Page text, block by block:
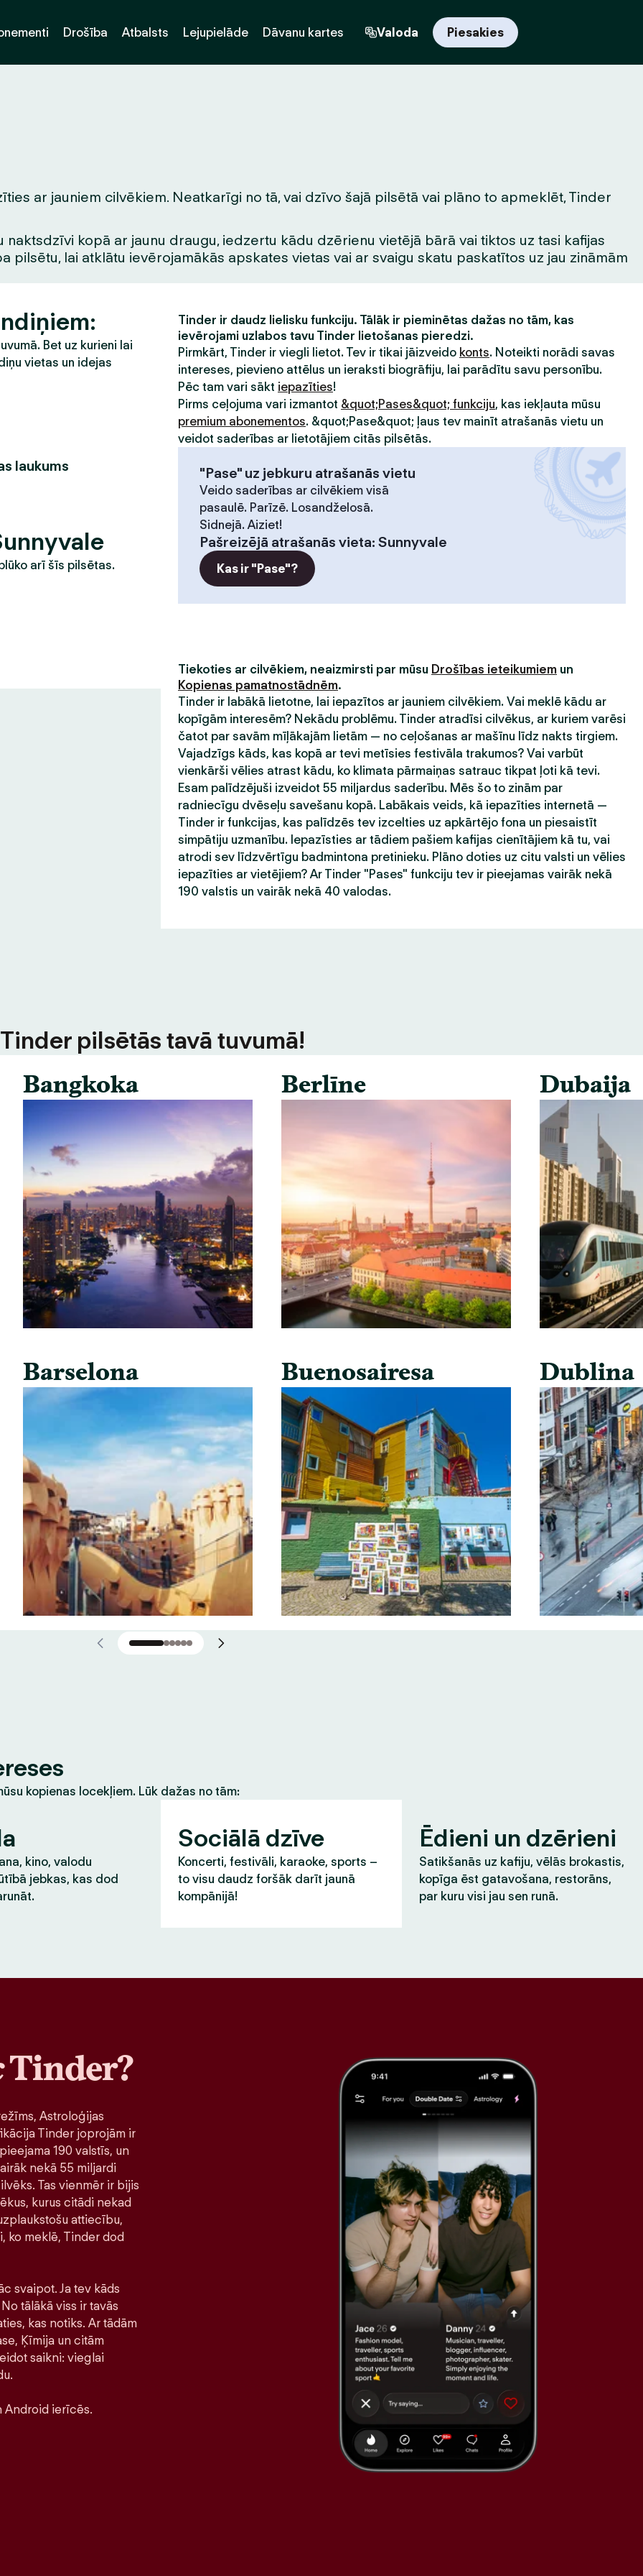
Drošība Atbalsts Lejupielāde Dāvanu kartes Valoda Piesakies
ar jauniem cilvēkiem. Neatkarīgi no tā, vai dzīvo šajā pilsētā vai plāno to apmeklēt, Tinder
kopā ar jaunu draugu, iedzertu kādu dzērienu vietējā bārā vai tiktos uz tasi kafijas
pilsētu, lai atklātu ievērojamākās apskates vietas vai ar svaigu skatu paskatītos uz jau zināmām
Bet uz kurieni lai
vietas un idejas
laukums
arī šīs pilsētas.
Tinder ir daudz lielisku funkciju. Tālāk ir pieminētas dažas no tām, kas
ievērojami uzlabos tavu Tinder lietošanas pieredzi.
Pirmkārt, Tinder ir viegli lietot. Tev ir tikai jāizveido konts. Noteikti norādi savas
intereses, pievieno attēlus un ieraksti biogrāfiju, lai parādītu savu personību.
Pēc tam vari sākt iepazīties!
Pirms ceļojuma vari izmantot &quot;Pases&quot; funkciju, kas iekļauta mūsu
premium abonementos. &quot;Pase&quot; ļaus tev mainīt atrašanās vietu un
veidot saderības ar lietotājiem citās pilsētās.
"Pase" uz jebkuru atrašanās vietu
Veido saderības ar cilvēkiem visā
pasaulē. Parīzē. Losandželosā.
Sidnejā. Aiziet!
Pašreizējā atrašanās vieta: Sunnyvale
Kas ir "Pase"?
Tiekoties ar cilvēkiem, neaizmirsti par mūsu Drošības ieteikumiem un
Kopienas pamatnostādnēm.
Tinder ir labākā lietotne, lai iepazītos ar jauniem cilvēkiem. Vai meklē kādu ar
kopīgām interesēm? Nekādu problēmu. Tinder atradīsi cilvēkus, ar kuriem varēsi
čatot par savām mīļākajām lietām — no ceļošanas ar mašīnu līdz nakts tirgiem.
Vajadzīgs kāds, kas kopā ar tevi metīsies festivāla trakumos? Vai varbūt
vienkārši vēlies atrast kādu, ko klimata pārmaiņas satrauc tikpat ļoti kā tevi.
Esam palīdzējuši izveidot 55 miljardus saderību. Mēs šo to zinām par
radniecīgu dvēseļu savešanu kopā. Labākais veids, kā iepazīties internetā —
Tinder ir funkcijas, kas palīdzēs tev izcelties uz apkārtējo fona un piesaistīt
simpātiju uzmanību. Iepazīsties ar tādiem pašiem kafijas cienītājiem kā tu, vai
atrodi sev līdzvērtīgu badmintona pretinieku. Plāno doties uz citu valsti un vēlies
iepazīties ar vietējiem? Ar Tinder "Pases" funkciju tev ir pieejamas vairāk nekā
190 valstis un vairāk nekā 40 valodas.
pilsētās tavā tuvumā!
Bangkoka
Barselona
Berlīne
Buenosairesa
Dubaija
Dublina
kopienas locekļiem. Lūk dažas no tām:
kino, valodu
jebkas, kas dod
Sociālā dzīve
Koncerti, festivāli, karaoke, sports –
to visu daudz foršāk darīt jaunā
kompānijā!
Ēdieni un dzērieni
Satikšanās uz kafiju, vēlās brokastis,
kopīga ēst gatavošana, restorāns,
par kuru visi jau sen runā.
Tinder?
Astroloģijas
Tinder joprojām ir
190 valstīs, un
nekā 55 miljardi
Tas vienmēr ir bijis
kurus citādi nekad
attiecību,
ko meklē, Tinder dod
svaipot. Ja tev kāds
tālākā viss ir tavās
kas notiks. Ar tādām
Ķīmija un citām
saikni: vieglai
Android ierīcēs.